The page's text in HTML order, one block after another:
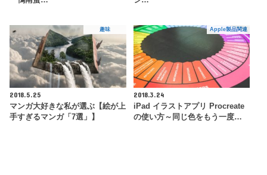
趣味
2018.5.25
マンガ大好きな私が選ぶ【絵が上
手すぎるマンガ「7選」】
Apple製品関連
2018.3.24
iPad イラストアプリ Procreate
の使い方～同じ色をもう一度…